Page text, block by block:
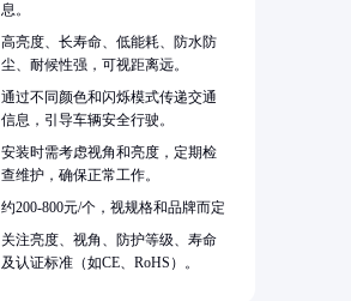
息。
高亮度、长寿命、低能耗、防水防
尘、耐候性强，可视距离远。
通过不同颜色和闪烁模式传递交通
信息，引导车辆安全行驶。
安装时需考虑视角和亮度，定期检
查维护，确保正常工作。
约200-800元/个，视规格和品牌而定
关注亮度、视角、防护等级、寿命
及认证标准（如CE、RoHS）。